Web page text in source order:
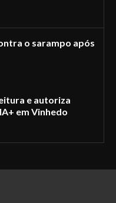
o sarampo após
e autoriza
em Vinhedo